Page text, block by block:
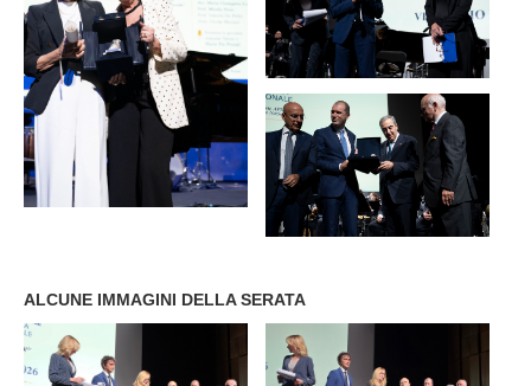
ALCUNE IMMAGINI DELLA SERATA